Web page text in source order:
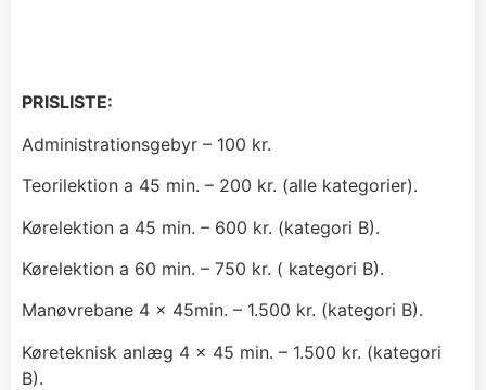
PRISLISTE:
Administrationsgebyr – 100 kr.
Teorilektion a 45 min. – 200 kr. (alle kategorier).
Kørelektion a 45 min. – 600 kr. (kategori B).
Kørelektion a 60 min. – 750 kr. ( kategori B).
Manøvrebane 4 x 45min. – 1.500 kr. (kategori B).
Køreteknisk anlæg 4 x 45 min. – 1.500 kr. (kategori
B).